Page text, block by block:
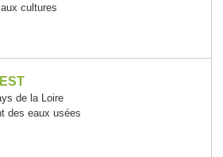
cultures
de la Loire
des eaux usées